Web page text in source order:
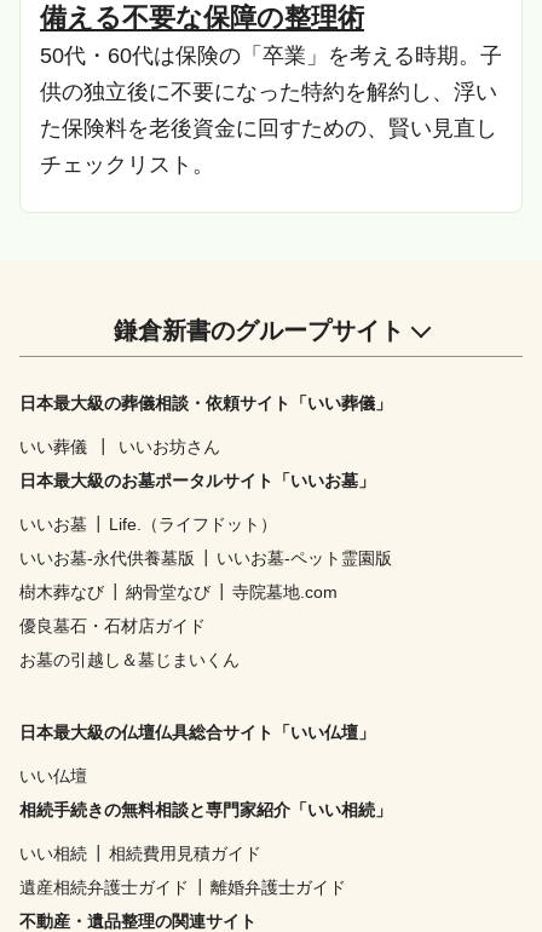
備える不要な保障の整理術
50代・60代は保険の「卒業」を考える時期。子
供の独立後に不要になった特約を解約し、浮い
た保険料を老後資金に回すための、賢い見直し
チェックリスト。
鎌倉新書のグループサイト
日本最大級の葬儀相談・依頼サイト「いい葬儀」
いい葬儀
いいお坊さん
日本最大級のお墓ポータルサイト「いいお墓」
いいお墓
Life.（ライフドット）
いいお墓-永代供養墓版
いいお墓-ペット霊園版
樹木葬なび
納骨堂なび
寺院墓地.com
優良墓石・石材店ガイド
お墓の引越し＆墓じまいくん
日本最大級の仏壇仏具総合サイト「いい仏壇」
いい仏壇
相続手続きの無料相談と専門家紹介「いい相続」
いい相続
相続費用見積ガイド
遺産相続弁護士ガイド
離婚弁護士ガイド
不動産・遺品整理の関連サイト